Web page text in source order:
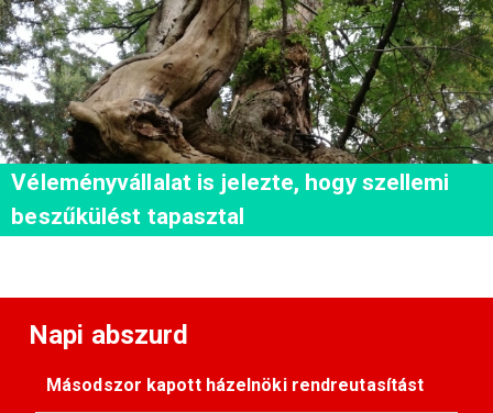
Véleményvállalat is jelezte, hogy szellemi
beszűkülést tapasztal
Napi abszurd
Másodszor kapott házelnöki rendreutasítást